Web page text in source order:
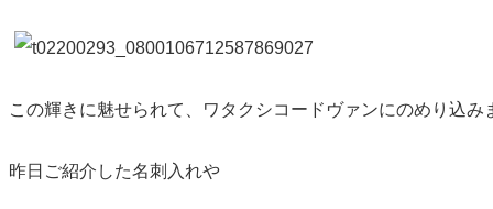
この輝きに魅せられて、ワタクシコードヴァンにのめり込み
昨日ご紹介した名刺入れや